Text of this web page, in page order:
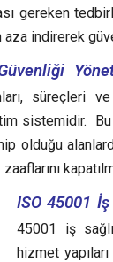
gereken
indirerek
sistemidir.
olduğu
ISO 45001
45001 iş
hizmet